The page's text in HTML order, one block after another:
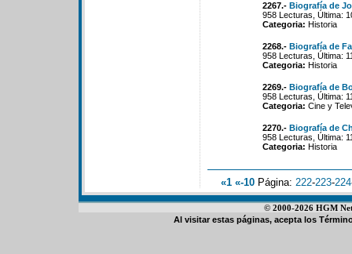
2267.- Biografía de
958 Lecturas, Última:
Categoria: Historia
2268.- Biografía de
958 Lecturas, Última:
Categoria: Historia
2269.- Biografía de
958 Lecturas, Última:
Categoria: Cine y
2270.- Biografía de
958 Lecturas, Última:
Categoria: Historia
«1 «-10 Página: 222-223-224
© 2000-2026 HGM
Al visitar estas páginas, acepta los